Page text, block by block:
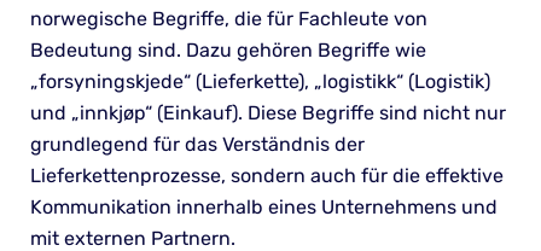
norwegische Begriffe, die für Fachleute von
Bedeutung sind. Dazu gehören Begriffe wie
„forsyningskjede“ (Lieferkette), „logistikk“ (Logistik)
und „innkjøp“ (Einkauf). Diese Begriffe sind nicht nur
grundlegend für das Verständnis der
Lieferkettenprozesse, sondern auch für die effektive
Kommunikation innerhalb eines Unternehmens und
mit externen Partnern.